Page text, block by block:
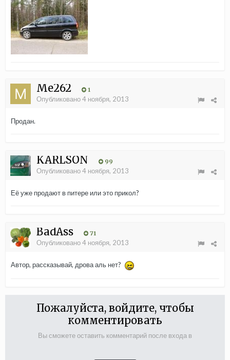
Me262 1
Опубликовано4 ноября, 2013
Продан.
KARLSON 99
Опубликовано4 ноября, 2013
Её уже продают в питере или это прикол?
BadAss 71
Опубликовано4 ноября, 2013
Автор, рассказывай, дрова аль нет?
Пожалуйста, войдите, чтобы
комментировать
Вы сможете оставить комментарий после входа в